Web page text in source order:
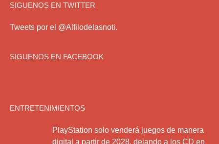
SIGUENOS EN TWITTER
Tweets por el @Alfilodelasnoti.
SIGUENOS EN FACEBOOK
ENTRETENIMIENTOS
PlayStation solo venderá juegos de manera
digital a partir de 2028, dejando a los CD en